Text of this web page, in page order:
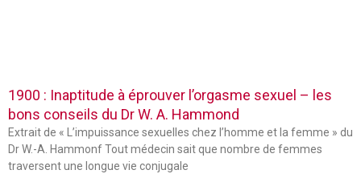
1900 : Inaptitude à éprouver l’orgasme sexuel – les
bons conseils du Dr W. A. Hammond
Extrait de « L’impuissance sexuelles chez l’homme et la femme » du
Dr W.-A. Hammonf Tout médecin sait que nombre de femmes
traversent une longue vie conjugale